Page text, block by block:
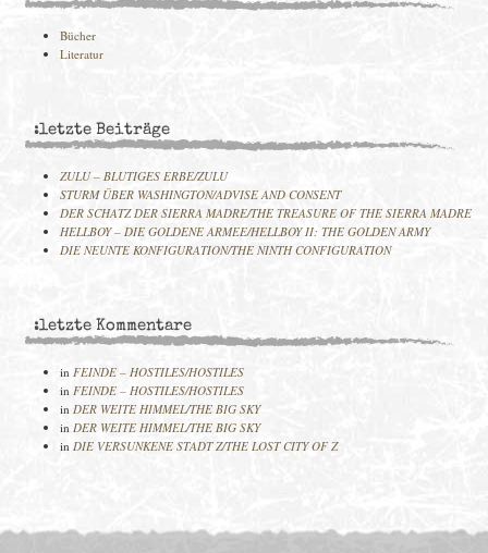
Bücher
Literatur
:letzte Beiträge
ZULU – BLUTIGES ERBE/ZULU
STURM ÜBER WASHINGTON/ADVISE AND CONSENT
DER SCHATZ DER SIERRA MADRE/THE TREASURE OF THE SIERRA MADRE
HELLBOY – DIE GOLDENE ARMEE/HELLBOY II: THE GOLDEN ARMY
DIE NEUNTE KONFIGURATION/THE NINTH CONFIGURATION
:letzte Kommentare
in FEINDE – HOSTILES/HOSTILES
in FEINDE – HOSTILES/HOSTILES
in DER WEITE HIMMEL/THE BIG SKY
in DER WEITE HIMMEL/THE BIG SKY
in DIE VERSUNKENE STADT Z/THE LOST CITY OF Z